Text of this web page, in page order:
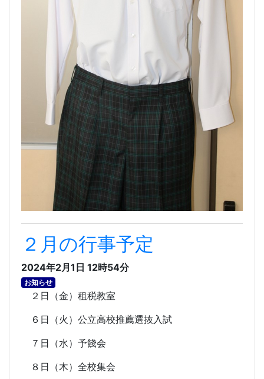
２月の行事予定
2024年2月1日 12時54分
お知らせ
２日（金）租税教室
６日（火）公立高校推薦選抜入試
７日（水）予餞会
８日（木）全校集会